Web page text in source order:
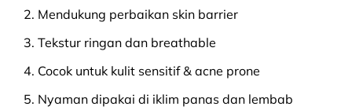
Mendukung perbaikan skin barrier
Tekstur ringan dan breathable
Cocok untuk kulit sensitif & acne prone
Nyaman dipakai di iklim panas dan lembab